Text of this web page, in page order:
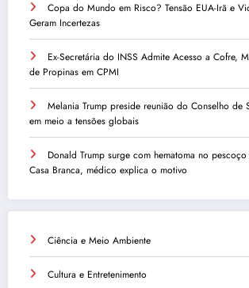
Copa do Mundo em Risco? Tensão EUA-Irã e
Geram Incertezas
Ex-Secretária do INSS Admite Acesso a Cofre,
de Propinas em CPMI
Melania Trump preside reunião do Conselho de
em meio a tensões globais
Donald Trump surge com hematoma no
Casa Branca, médico explica o motivo
Ciência e Meio Ambiente
Cultura e Entretenimento